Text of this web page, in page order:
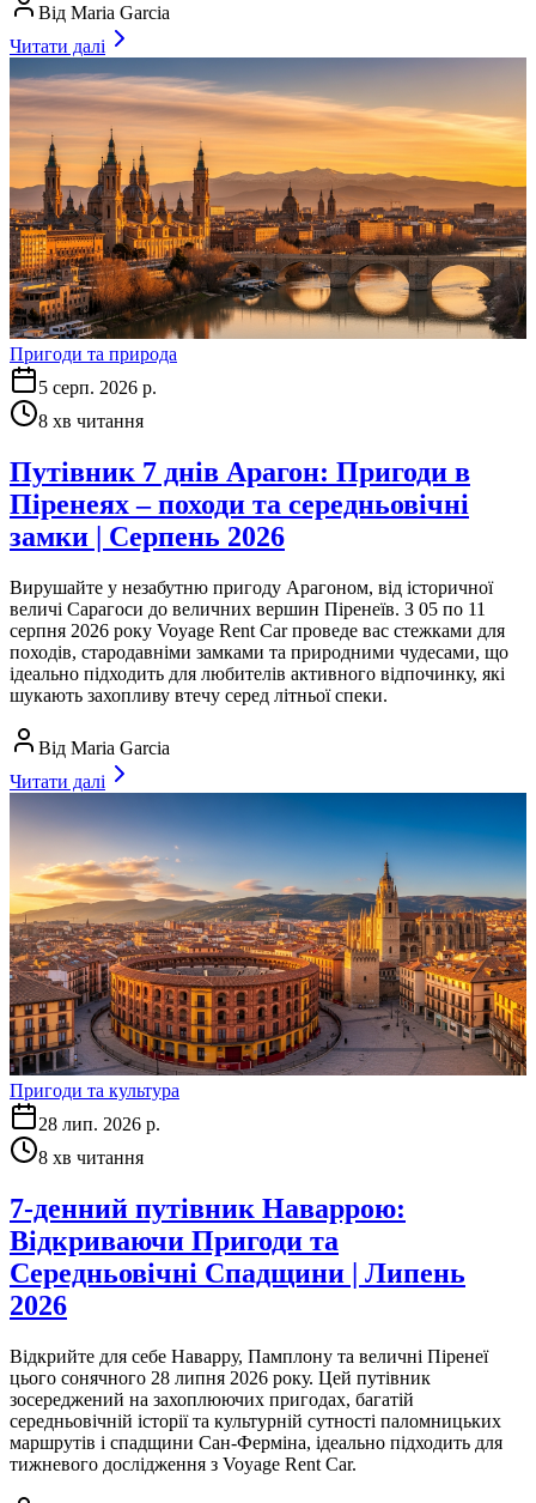
Від Maria Garcia
Читати далі
Пригоди та природа
5 серп. 2026 р.
8 хв читання
Путівник 7 днів Арагон: Пригоди в
Піренеях – походи та середньовічні
замки | Серпень 2026
Вирушайте у незабутню пригоду Арагоном, від історичної
величі Сарагоси до величних вершин Піренеїв. З 05 по 11
серпня 2026 року Voyage Rent Car проведе вас стежками для
походів, стародавніми замками та природними чудесами, що
ідеально підходить для любителів активного відпочинку, які
шукають захопливу втечу серед літньої спеки.
Від Maria Garcia
Читати далі
Пригоди та культура
28 лип. 2026 р.
8 хв читання
7-денний путівник Наваррою:
Відкриваючи Пригоди та
Середньовічні Спадщини | Липень
2026
Відкрийте для себе Наварру, Памплону та величні Піренеї
цього сонячного 28 липня 2026 року. Цей путівник
зосереджений на захоплюючих пригодах, багатій
середньовічній історії та культурній сутності паломницьких
маршрутів і спадщини Сан-Ферміна, ідеально підходить для
тижневого дослідження з Voyage Rent Car.